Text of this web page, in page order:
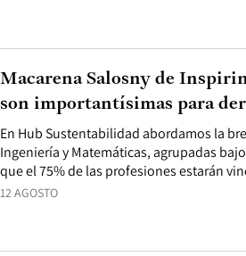
12 AGOSTO
En Hub Sustentabilidad abordamos la
Ingeniería y Matemáticas, agrupadas
que el 75% de las profesiones estarán
Macarena Salosny de
son importantísimas para